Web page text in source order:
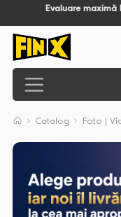
Evaluare
Catalog Foto |